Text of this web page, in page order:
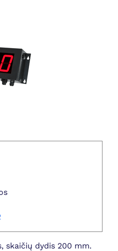
skaičių dydis 200 mm.